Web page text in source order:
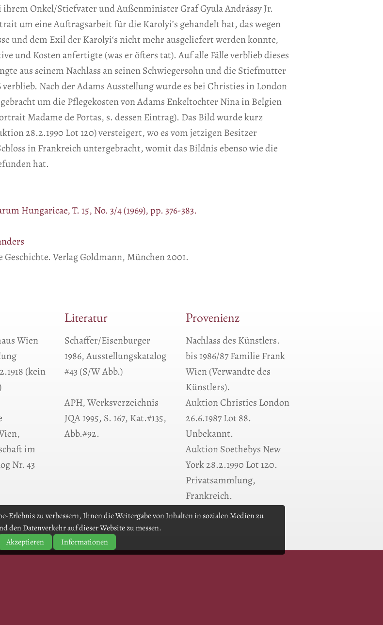
Erlebnis zu verbessern, Ihnen die Weitergabe von Inhalten in sozialen Medien zu
den Datenverkehr auf dieser Website zu messen.
Akzeptieren
Informationen
ihrem Onkel/Stiefvater und Außenminister Graf Gyula Andrássy Jr.
um eine Auftragsarbeit für die Karolyi’s gehandelt hat, das wegen
und dem Exil der Karolyi‘s nicht mehr ausgeliefert werden konnte,
und Kosten anfertigte (was er öfters tat). Auf alle Fälle verblieb dieses
aus seinem Nachlass an seinen Schwiegersohn und die Stiefmutter
Nach der Adams Ausstellung wurde es bei Christies in London
um die Pflegekosten von Adams Enkeltochter Nina in Belgien
Madame de Portas, s. dessen Eintrag). Das Bild wurde kurz
28.2.1990 Lot 120) versteigert, wo es vom jetzigen Besitzer
in Frankreich untergebracht, womit das Bildnis ebenso wie die
hat.
Hungaricae, T. 15, No. 3/4 (1969), pp. 376-383.
Verlag Goldmann, München 2001.
Wien
(kein
im
Nr. 43
Literatur
Schaffer/Eisenburger
1986, Ausstellungskatalog
#43 (S/W Abb.)
APH, Werksverzeichnis
JQA 1995, S. 167, Kat.#135,
Abb.#92.
Provenienz
Nachlass des Künstlers.
bis 1986/87 Familie Frank
Wien (Verwandte des
Künstlers).
Auktion Christies London
26.6.1987 Lot 88.
Unbekannt.
Auktion Soethebys New
York 28.2.1990 Lot 120.
Privatsammlung,
Frankreich.